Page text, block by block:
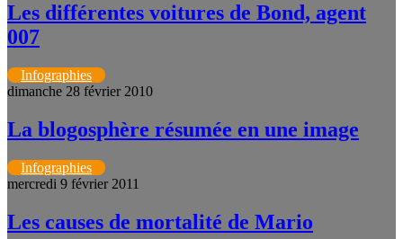
Les différentes voitures de Bond, agent
007
Infographies
dimanche 28 février 2010
La blogosphère résumée en une image
Infographies
mercredi 9 février 2011
Les causes de mortalité de Mario